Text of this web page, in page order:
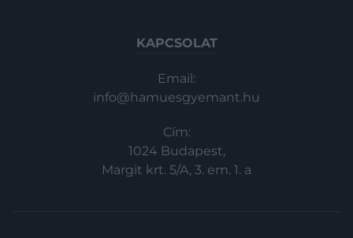
KAPCSOLAT
Email:
info@hamuesgyemant.hu
Cím:
1024 Budapest,
Margit krt. 5/A, 3. em. 1. a